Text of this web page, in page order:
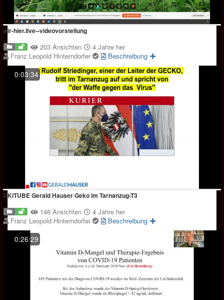
wir-hier.live--videovorstellung
203 Ansichten
4 Jahre her
Franz Leopold Hinterndorfer
Beschreibung
0:03:34
OKiTUBE Gerald Hauser Geko im Tarnanzug-T3
148 Ansichten
4 Jahre her
Franz Leopold Hinterndorfer
Beschreibung
0:26:29